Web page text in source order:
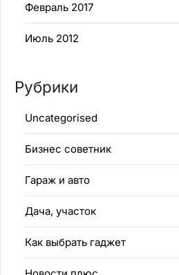
Февраль 2017
Июль 2012
Рубрики
Uncategorised
Бизнес советник
Гараж и авто
Дача, участок
Как выбрать гаджет